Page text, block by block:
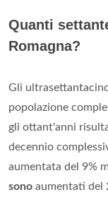
Quanti
Romagna?
Gli
popolazione
gli ottant'anni
decennio
aumentata del 9%
sono aumentati del